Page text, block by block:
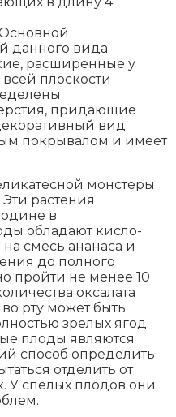
данного вида
расширенные у
плоскости
придающие
вид.
покрывалом и имеет
монстеры
растения
в
обладают кисло-
смесь ананаса и
до полного
пройти не менее 10
оксалата
рту может быть
зрелых ягод.
плоды являются
способ определить
отделить от
У спелых плодов они